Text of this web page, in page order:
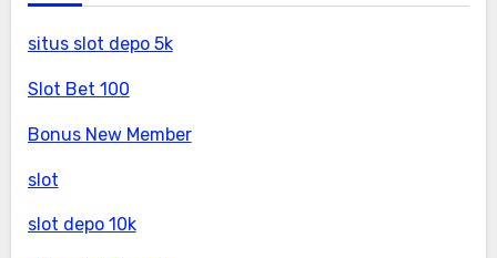
situs slot depo 5k
Slot Bet 100
Bonus New Member
slot
slot depo 10k